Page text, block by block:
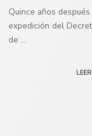
Quince años
expedición del
de ...